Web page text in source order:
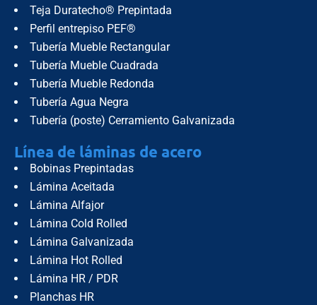
Teja Duratecho® Prepintada
Perfil entrepiso PEF®
Tubería Mueble Rectangular
Tubería Mueble Cuadrada
Tubería Mueble Redonda
Tubería Agua Negra
Tubería (poste) Cerramiento Galvanizada
Línea de láminas de acero
Bobinas Prepintadas
Lámina Aceitada
Lámina Alfajor
Lámina Cold Rolled
Lámina Galvanizada
Lámina Hot Rolled
Lámina HR / PDR
Planchas HR